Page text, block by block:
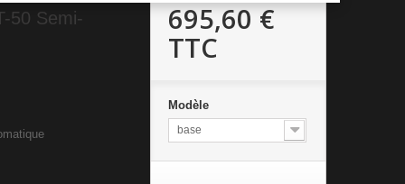
50 Semi-
695,60 €
TTC
Modèle
base